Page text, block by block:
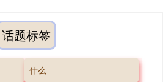
话题标签
什么